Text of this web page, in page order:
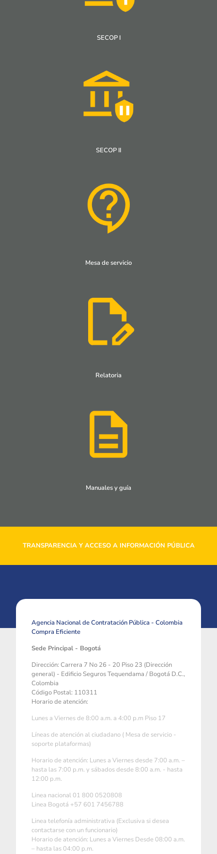
SECOP I
SECOP II
Mesa de servicio
Relatoria
Manuales y guía
TRANSPARENCIA Y ACCESO A INFORMACIÓN PÚBLICA
Agencia Nacional de Contratación Pública - Colombia
Compra Eficiente
Sede Principal - Bogotá
Dirección: Carrera 7 No 26 - 20 Piso 23 (Dirección
general) - Edificio Seguros Tequendama / Bogotá D.C.,
Colombia
Código Postal: 110311
Horario de atención:
Lunes a Viernes de 8:00 a.m. a 4:00 p.m Piso 17
Líneas de atención al ciudadano ( Mesa de servicio -
soporte plataformas)
Horario de atención: Lunes a Viernes desde 7:00 a.m. –
hasta las 7:00 p.m. y sábados desde 8:00 a.m. - hasta
12:00 p.m.
Linea nacional 01 800 0520808
Linea Bogotá +57 601 7456788
Linea telefonía administrativa (Exclusiva si desea
contactarse con un funcionario)
Horario de atención: Lunes a Viernes Desde 08:00 a.m.
– hasta las 04:00 p.m.